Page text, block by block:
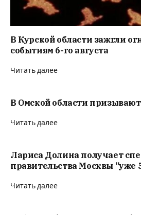
В Курской области зажгли
событиям 6-го августа
Читать далее
В Омской области
Читать далее
Лариса Долина получает
правительства Москвы “уже
Читать далее